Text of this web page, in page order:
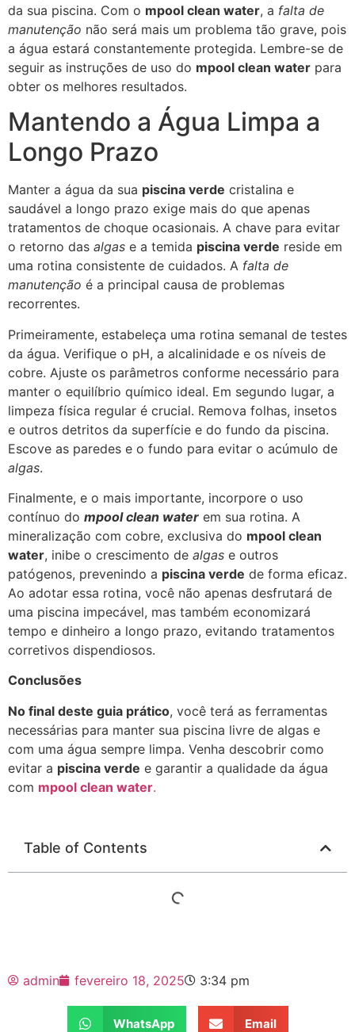
da sua piscina. Com o mpool clean water, a falta de
manutenção não será mais um problema tão grave, pois
a água estará constantemente protegida. Lembre-se de
seguir as instruções de uso do mpool clean water para
obter os melhores resultados.
Mantendo a Água Limpa a
Longo Prazo
Manter a água da sua piscina verde cristalina e
saudável a longo prazo exige mais do que apenas
tratamentos de choque ocasionais. A chave para evitar
o retorno das algas e a temida piscina verde reside em
uma rotina consistente de cuidados. A falta de
manutenção é a principal causa de problemas
recorrentes.
Primeiramente, estabeleça uma rotina semanal de testes
da água. Verifique o pH, a alcalinidade e os níveis de
cobre. Ajuste os parâmetros conforme necessário para
manter o equilíbrio químico ideal. Em segundo lugar, a
limpeza física regular é crucial. Remova folhas, insetos
e outros detritos da superfície e do fundo da piscina.
Escove as paredes e o fundo para evitar o acúmulo de
algas.
Finalmente, e o mais importante, incorpore o uso
contínuo do mpool clean water em sua rotina. A
mineralização com cobre, exclusiva do mpool clean
water, inibe o crescimento de algas e outros
patógenos, prevenindo a piscina verde de forma eficaz.
Ao adotar essa rotina, você não apenas desfrutará de
uma piscina impecável, mas também economizará
tempo e dinheiro a longo prazo, evitando tratamentos
corretivos dispendiosos.
Conclusões
No final deste guia prático, você terá as ferramentas
necessárias para manter sua piscina livre de algas e
com uma água sempre limpa. Venha descobrir como
evitar a piscina verde e garantir a qualidade da água
com mpool clean water.
Table of Contents
admin fevereiro 18, 2025 3:34 pm
WhatsApp Email